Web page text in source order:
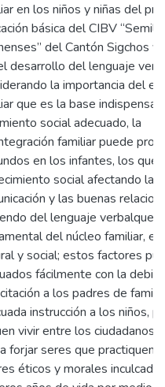
en los niños y niñas del
básica del CIBV
del Cantón Sigchos y
desarrollo del lenguaje
la importancia del
que es la base
social adecuado, la
familiar puede
en los infantes, los que
social afectando la
y las buenas
del lenguaje verbalque
del núcleo familiar,
y social; estos factores
fácilmente con la
a los padres de
instrucción a los niños,
vivir entre los ciudadanos,
forjar seres que practiquen
éticos y morales